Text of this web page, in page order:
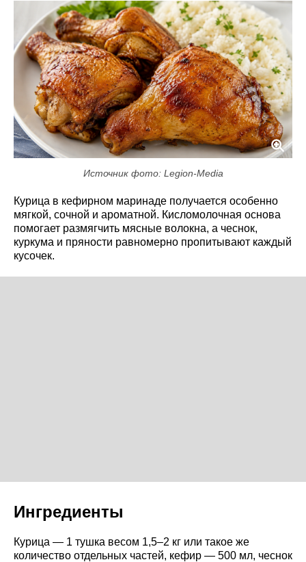
Источник фото: Legion-Media
Курица в кефирном маринаде получается особенно
мягкой, сочной и ароматной. Кисломолочная основа
помогает размягчить мясные волокна, а чеснок,
куркума и пряности равномерно пропитывают каждый
кусочек.
Ингредиенты
Курица — 1 тушка весом 1,5–2 кг или такое же
количество отдельных частей, кефир — 500 мл, чеснок